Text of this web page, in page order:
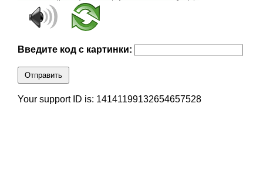
Введите код с картинки:
Отправить
Your support ID is: 14141199132654657528